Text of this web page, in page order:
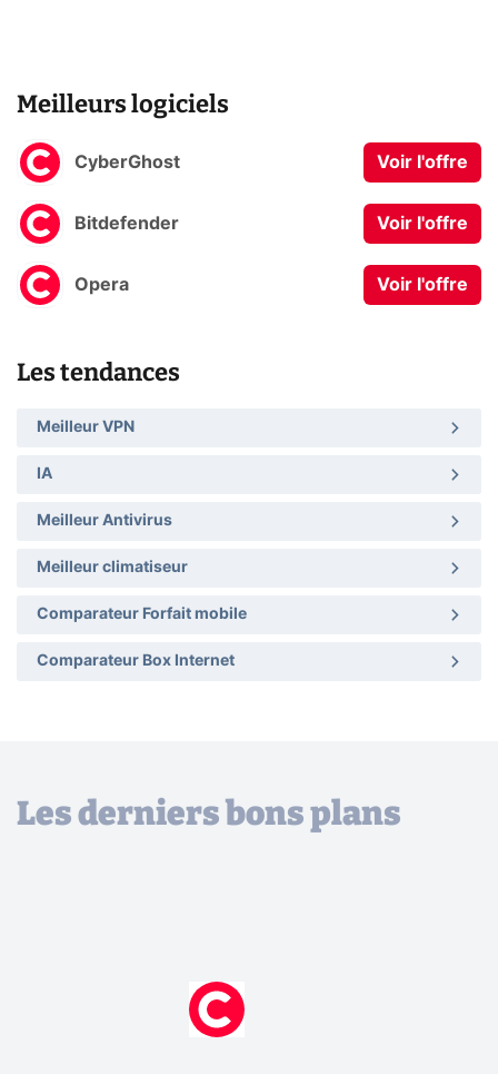
Meilleurs logiciels
CyberGhost Voir l'offre
Bitdefender Voir l'offre
Opera Voir l'offre
Les tendances
Meilleur VPN
IA
Meilleur Antivirus
Meilleur climatiseur
Comparateur Forfait mobile
Comparateur Box Internet
Les derniers bons plans